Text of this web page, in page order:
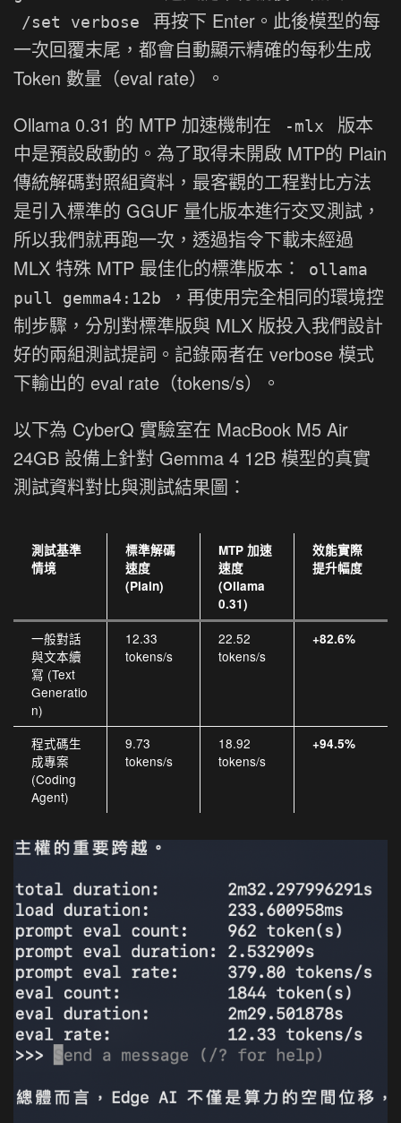
/set verbose
再按下 Enter。此後模型的每
一次回覆末尾，都會自動顯示精確的每秒生成
Token 數量（eval rate）。
Ollama 0.31 的 MTP 加速機制在
-mlx
版本
中是預設啟動的。為了取得未開啟 MTP的 Plain
傳統解碼對照組資料，最客觀的工程對比方法
是引入標準的 GGUF 量化版本進行交叉測試，
所以我們就再跑一次，透過指令下載未經過
MLX 特殊 MTP 最佳化的標準版本：
ollama
pull gemma4:12b
，再使用完全相同的環境控
制步驟，分別對標準版與 MLX 版投入我們設計
好的兩組測試提詞。記錄兩者在 verbose 模式
下輸出的 eval rate（tokens/s）。
以下為 CyberQ 實驗室在 MacBook M5 Air
24GB 設備上針對 Gemma 4 12B 模型的真實
測試資料對比與測試結果圖：
測試基準
情境
標準解碼
速度
(Plain)
MTP 加速
速度
(Ollama
0.31)
效能實際
提升幅度
一般對話
與文本續
寫 (Text
Generatio
n)
12.33
tokens/s
22.52
tokens/s
+82.6%
程式碼生
成專案
(Coding
Agent)
9.73
tokens/s
18.92
tokens/s
+94.5%